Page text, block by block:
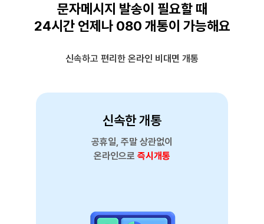
문자메시지 발송이 필요할 때
24시간 언제나 080 개통이 가능해요
신속하고 편리한 온라인 비대면 개통
신속한 개통
공휴일, 주말 상관없이
온라인으로 즉시개통